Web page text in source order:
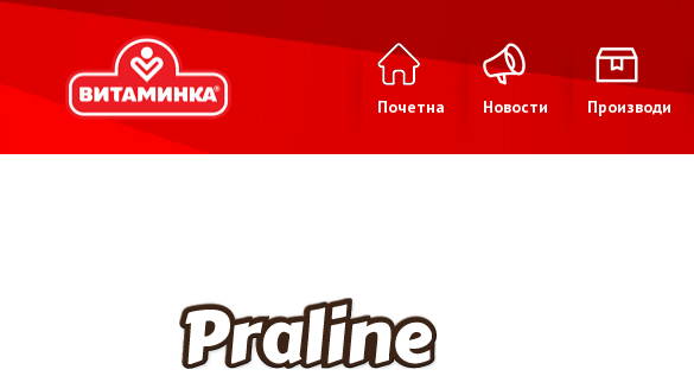
Почетна Новости Производи